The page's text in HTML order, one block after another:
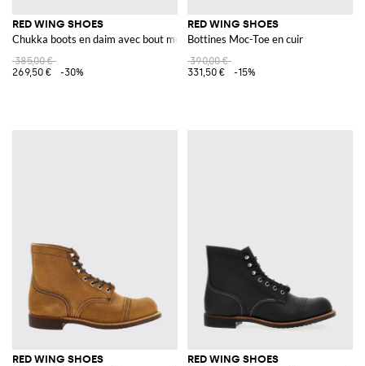
RED WING SHOES
Chukka boots en daim avec bout mocassin
385,00 €
269,50 €
-30%
RED WING SHOES
Bottines Moc-Toe en cuir
390,00 €
331,50 €
-15%
RED WING SHOES RED WING SHOES